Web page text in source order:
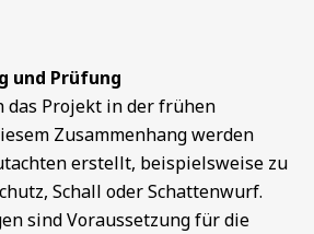
und Prüfung
das Projekt in der frühen
Zusammenhang werden
erstellt, beispielsweise zu
Schall oder Schattenwurf.
sind Voraussetzung für die